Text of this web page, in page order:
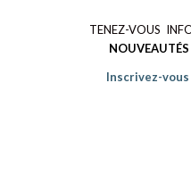
TENEZ-VOUS
NOUVEAUTÉS
Inscrivez-vous